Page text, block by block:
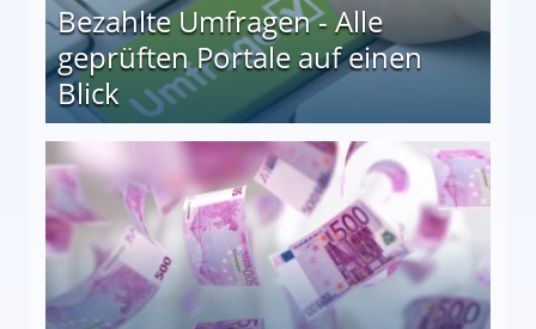
Bezahlte Umfragen - Alle
geprüften Portale auf einen
Blick
auf einen Blick